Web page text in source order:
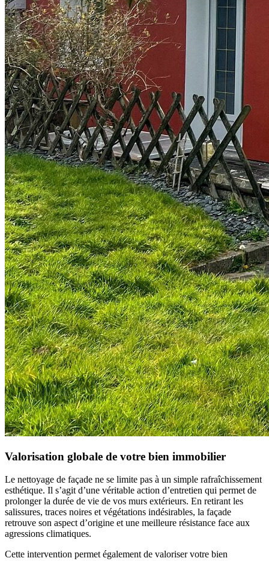
Valorisation globale de votre bien immobilier
Le nettoyage de façade ne se limite pas à un simple rafraîchissement
esthétique. Il s’agit d’une véritable action d’entretien qui permet de
prolonger la durée de vie de vos murs extérieurs. En retirant les
salissures, traces noires et végétations indésirables, la façade
retrouve son aspect d’origine et une meilleure résistance face aux
agressions climatiques.
Cette intervention permet également de valoriser votre bien